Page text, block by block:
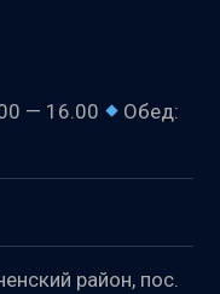
— 16.00
Обед:
район, пос.